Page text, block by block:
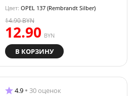
Цвет: OPEL 137 (Rembrandt Silber)
12.90 BYN
14.90BYN
В КОРЗИНУ
4.9 30 оценок